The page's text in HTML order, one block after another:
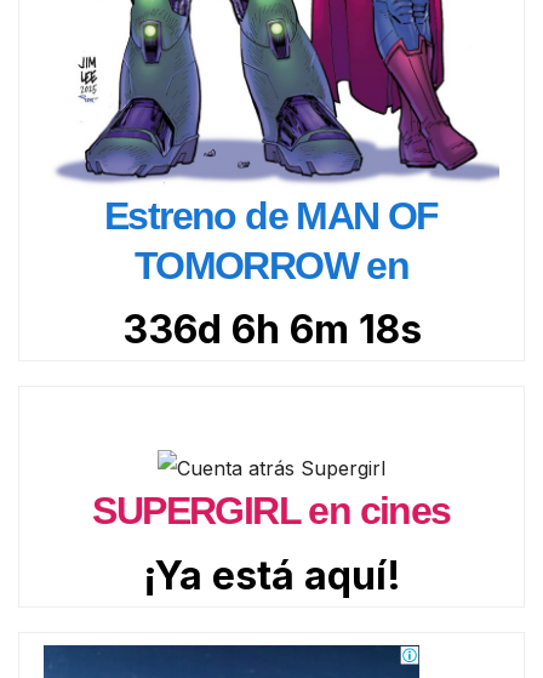
Estreno de MAN OF
TOMORROW en
336d 6h 6m 17s
SUPERGIRL en cines
¡Ya está aquí!